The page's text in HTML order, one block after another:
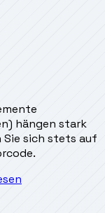
hängen stark
Sie sich stets auf